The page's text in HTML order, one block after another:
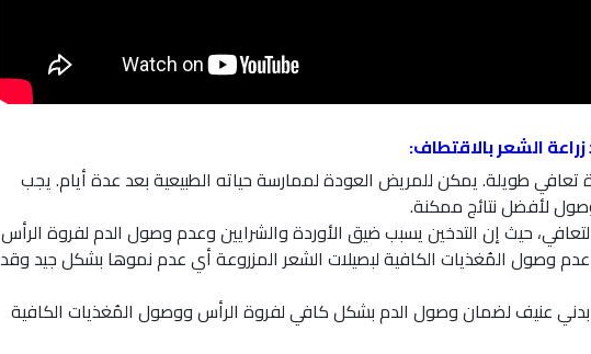
الشعر بالاقتطاف:
تعافي طويلة. يمكن للمريض العودة لممارسة حياته الطبيعية بعد عدة أيام. يجب
لأفضل نتائج ممكنة.
حيث إن التدخين يسبب ضيق الأوردة والشرايين وعدم وصول الدم لفروة الرأس
عدم وصول المُغذيات الكافية لبصيلات الشعر المزروعة أي عدم نموها بشكل جيد وقد
عنيف لضمان وصول الدم بشكل كافي لفروة الرأس ووصول المُغذيات الكافية